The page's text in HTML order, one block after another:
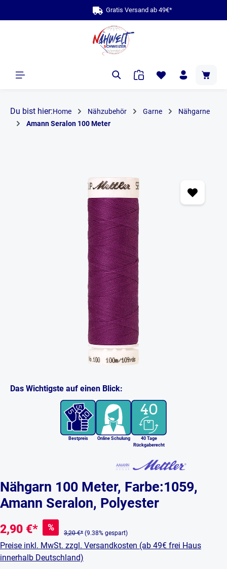
Du bist hier:Home Nähzubehör Garne
Nähgarne
Amann Seralon 100 Meter
Das Wichtigste auf einen Blick:
Bestpreis Online Schulung
40 Tage
Rückgaberecht
Nähgarn 100 Meter, Farbe:1059,
Amann Seralon, Polyester
2,90 €* %
3,20 €* (9.38% gespart)
Preise inkl. MwSt. zzgl. Versandkosten (ab 49€ frei Haus
innerhalb Deutschland)